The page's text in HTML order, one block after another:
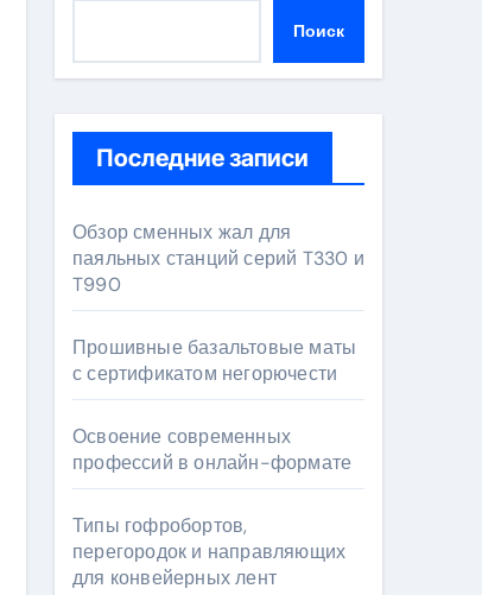
Поиск
Последние записи
Обзор сменных жал для
паяльных станций серий T330 и
T990
Прошивные базальтовые маты
с сертификатом негорючести
Освоение современных
профессий в онлайн-формате
Типы гофробортов,
перегородок и направляющих
для конвейерных лент